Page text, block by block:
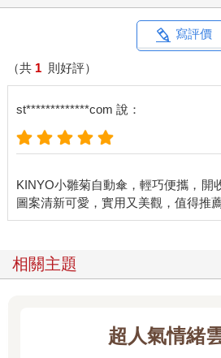
寫評價
（共 1 則好評）
st*************com 說：
KINYO小雛菊自動傘，輕巧便攜，開
相關主題
超人氣情緒